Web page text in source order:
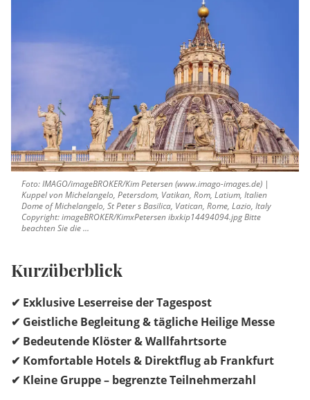
Foto: IMAGO/imageBROKER/Kim Petersen (www.imago-images.de) |
Kuppel von Michelangelo, Petersdom, Vatikan, Rom, Latium, Italien
Dome of Michelangelo, St Peter s Basilica, Vatican, Rome, Lazio, Italy
Copyright: imageBROKER/KimxPetersen ibxkip14494094.jpg Bitte
beachten Sie die ...
Kurzüberblick
✔ Exklusive Leserreise der Tagespost
✔ Geistliche Begleitung & tägliche Heilige Messe
✔ Bedeutende Klöster & Wallfahrtsorte
✔ Komfortable Hotels & Direktflug ab Frankfurt
✔ Kleine Gruppe – begrenzte Teilnehmerzahl